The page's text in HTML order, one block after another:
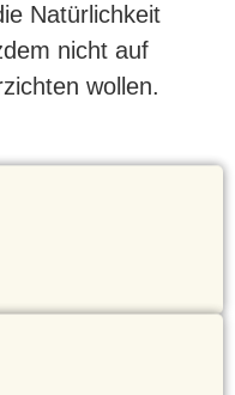
Natürlichkeit
nicht auf
wollen.